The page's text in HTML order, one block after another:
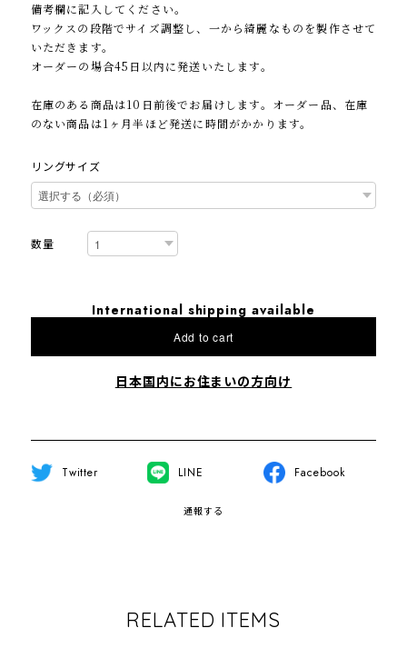
備考欄に記入してください。
ワックスの段階でサイズ調整し、一から綺麗なものを製作させて
いただきます。
オーダーの場合45日以内に発送いたします。
在庫のある商品は10日前後でお届けします。オーダー品、在庫
のない商品は1ヶ月半ほど発送に時間がかかります。
リングサイズ
数量
International shipping available
Add to cart
日本国内にお住まいの方向け
Twitter LINE Facebook
通報する
RELATED ITEMS